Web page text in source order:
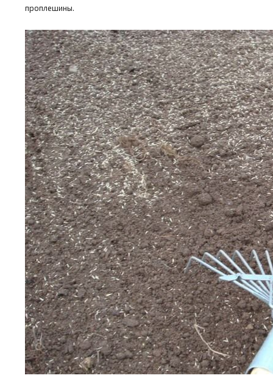
проплешины.